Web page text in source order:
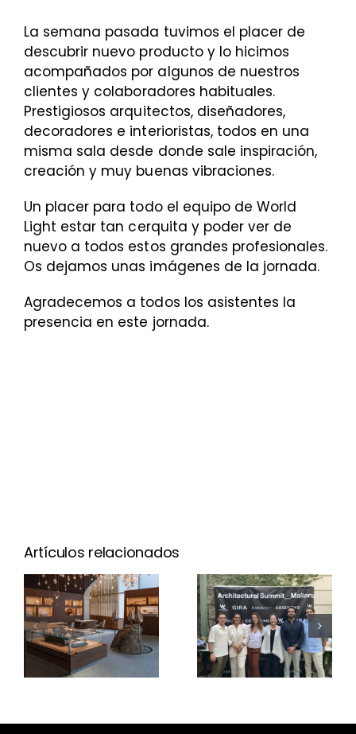
La semana pasada tuvimos el placer de
descubrir nuevo producto y lo hicimos
acompañados por algunos de nuestros
clientes y colaboradores habituales.
Prestigiosos arquitectos, diseñadores,
decoradores e interioristas, todos en una
misma sala desde donde sale inspiración,
creación y muy buenas vibraciones.
Un placer para todo el equipo de World
Light estar tan cerquita y poder ver de
nuevo a todos estos grandes profesionales.
Os dejamos unas imágenes de la jornada.
Agradecemos a todos los asistentes la
presencia en este jornada.
Artículos relacionados
Bomma:
iluminación,
artesanía y
lujo
Architectural
Summit
Mallorca
2025: con
Worldlight,
Gira,